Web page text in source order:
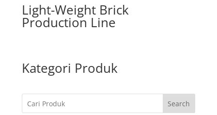
Light-Weight Brick
Production Line
Kategori Produk
Search